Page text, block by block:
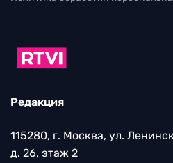
Редакция
115280, г. Москва, ул.
д. 26, этаж 2